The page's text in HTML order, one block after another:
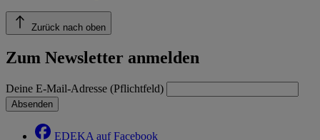
Zurück nach oben
Zum Newsletter anmelden
Deine E-Mail-Adresse (Pflichtfeld)
Absenden
EDEKA auf Facebook